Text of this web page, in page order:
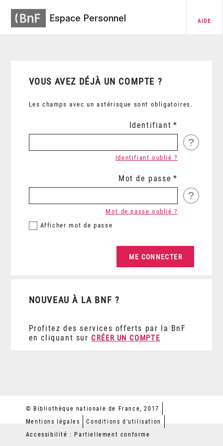
Espace Personnel AIDE
VOUS AVEZ DÉJÀ UN COMPTE ?
Les champs avec un astérisque sont obligatoires.
Identifiant
?
Identifiant oublié ?
Mot de passe
?
Afficher mot de passe
Mot de passe oublié ?
NOUVEAU À LA BNF ?
Profitez des services offerts par la BnF
en cliquant sur CRÉER UN COMPTE
© Bibliothèque nationale de France, 2017
Mentions légales
Conditions d'utilisation
Accessibilité : Partiellement conforme